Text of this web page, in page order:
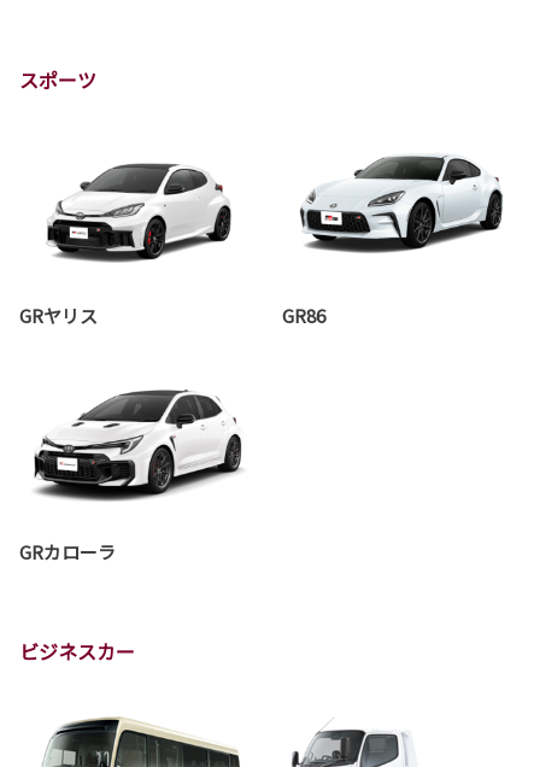
スポーツ
GRヤリス GR86
GRカローラ
ビジネスカー